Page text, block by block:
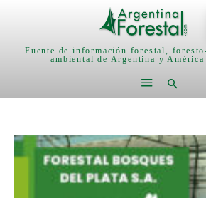
Fuente de información forestal,
ambiental de Argentina y